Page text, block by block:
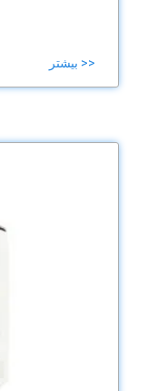
بیشتر >>